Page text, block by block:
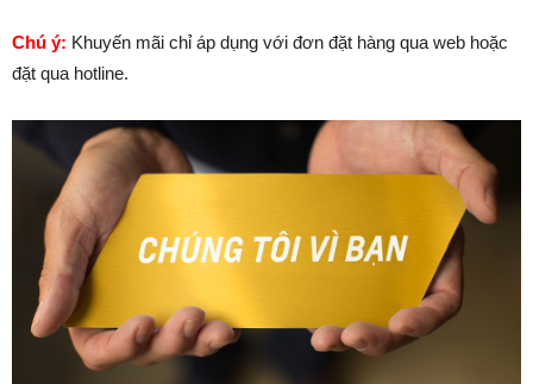
Chú ý: Khuyến mãi chỉ áp dụng với đơn đặt hàng qua web hoặc
đặt qua hotline.